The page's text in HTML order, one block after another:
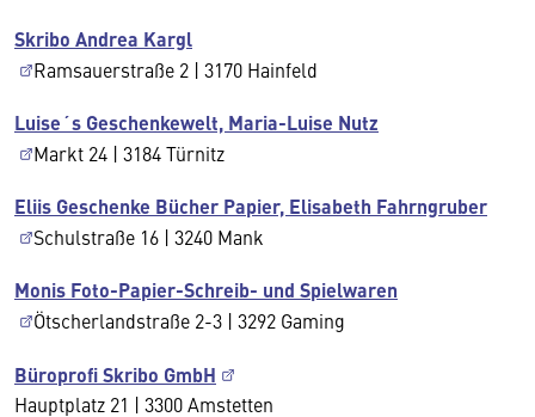
Skribo Andrea Kargl
Ramsauerstraße 2 | 3170 Hainfeld
Luise´s Geschenkewelt, Maria-Luise Nutz
Markt 24 | 3184 Türnitz
Eliis Geschenke Bücher Papier, Elisabeth Fahrngruber
Schulstraße 16 | 3240 Mank
Monis Foto-Papier-Schreib- und Spielwaren
Ötscherlandstraße 2-3 | 3292 Gaming
Büroprofi Skribo GmbH
Hauptplatz 21 | 3300 Amstetten